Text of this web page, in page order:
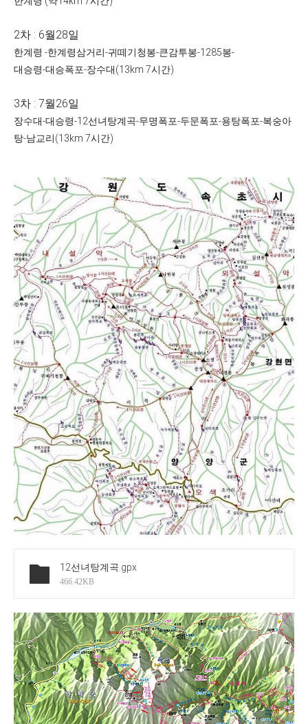
2차 : 6월28일
한계령 -한계령삼거리-귀떼기청봉-큰감투봉-1285봉-
대승령-대승폭포-장수대(13km 7시간)
3차 : 7월26일
장수대-대승령-12선녀탕계곡-무명폭포-두문폭포-용탕폭포-복숭아
탕-남교리(13km 7시간)
12선녀탕계곡 .gpx
466.42KB